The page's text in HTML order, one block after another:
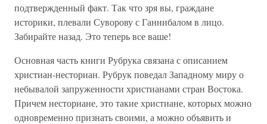
подтвержденный факт. Так что зря вы, граждане
историки, плевали Суворову с Ганнибалом в лицо.
Забирайте назад. Это теперь все ваше!
Основная часть книги Рубрука связана с описанием
христиан-несториан. Рубрук поведал Западному миру о
небывалой запруженности христианами стран Востока.
Причем несториане, это такие христиане, которых можно
одновременно признать своими, а можно объявить и